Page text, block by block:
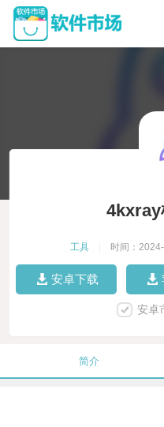
4kxray
工具 时间：
安卓下载
安卓
简介